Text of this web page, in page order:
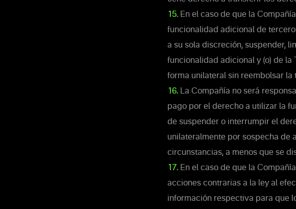
15. En el caso de que la
funcionalidad adicional de
a su sola discreción, suspender,
funcionalidad adicional y (o) de
forma unilateral sin reembolsar
16. La Compañía no será
pago por el derecho a utilizar la
de suspender o interrumpir el
unilateralmente por sospecha de
circunstancias, a menos que se
17. En el caso de que la
acciones contrarias a la ley al
información respectiva para que